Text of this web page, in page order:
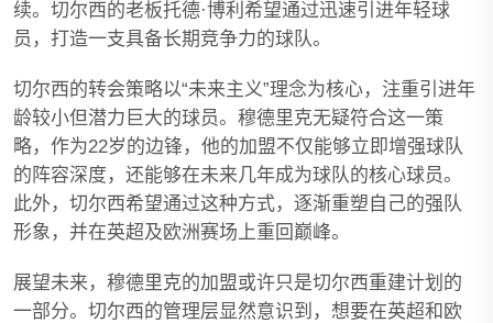
续。切尔西的老板托德·博利希望通过迅速引进年轻球
员，打造一支具备长期竞争力的球队。
切尔西的转会策略以“未来主义”理念为核心，注重引进年
龄较小但潜力巨大的球员。穆德里克无疑符合这一策
略，作为22岁的边锋，他的加盟不仅能够立即增强球队
的阵容深度，还能够在未来几年成为球队的核心球员。
此外，切尔西希望通过这种方式，逐渐重塑自己的强队
形象，并在英超及欧洲赛场上重回巅峰。
展望未来，穆德里克的加盟或许只是切尔西重建计划的
一部分。切尔西的管理层显然意识到，想要在英超和欧